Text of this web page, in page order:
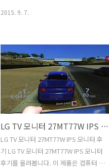
화를 볼 때 항상 이 제품을 사용해서 봤었
는데요. 영화를 볼 때에도 정말 좋네요.
LG 올레드(OLED) TV 55EC9310 리얼 블
랙은 검은 부분을 정말 까맣게 보여주는
것 인데요. 이것은 LED TV와 OLED TV와
가장 크게 차이나는 부분이기도 합니다.
그리고 높은 명암대비 그리고 기존 대비
500배 이상 빠른 반응속도는 영화에서 어
둡고 무거운 느낌의 부분을 표현할 때 크
게 와 닿습니다. 과거의 TV로 볼 때에는
어두운 장면이 계속 이어지..
2015. 9. 7.
LG TV 모니터 27MT77W IPS 모니터 후기
LG TV 모니터 27MT77W IPS 모니터 후
기 LG TV 모니터 27MT77W IPS 모니터
후기를 올려봅니다. 이 제품은 컴퓨터 모